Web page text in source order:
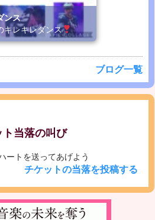
ンス
キレキレダンス
ブログ一覧
ト当落の叫び
ートを送ってあげよう
チケットの当落を投稿する